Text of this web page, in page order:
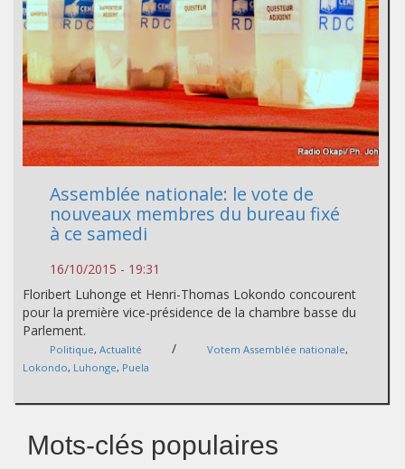
Assemblée nationale: le vote de
nouveaux membres du bureau fixé
à ce samedi
16/10/2015 - 19:31
Floribert Luhonge et Henri-Thomas Lokondo concourent
pour la première vice-présidence de la chambre basse du
Parlement.
Politique, Actualité / Votem Assemblée nationale,
Lokondo, Luhonge, Puela
Mots-clés populaires